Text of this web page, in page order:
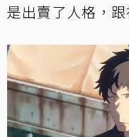
是出賣了人格，